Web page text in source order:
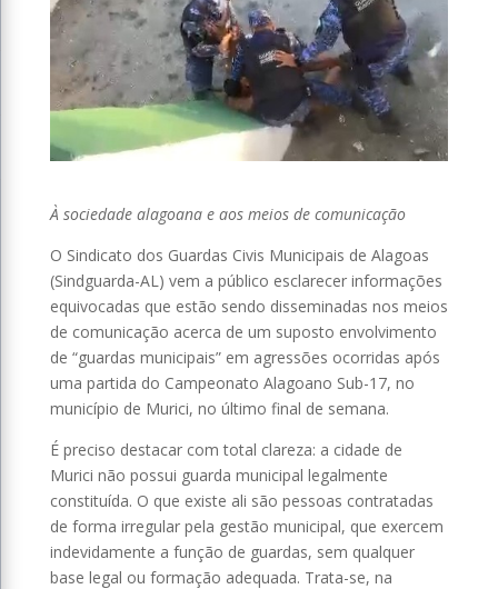
À sociedade alagoana e aos meios de comunicação
O Sindicato dos Guardas Civis Municipais de Alagoas
(Sindguarda-AL) vem a público esclarecer informações
equivocadas que estão sendo disseminadas nos meios
de comunicação acerca de um suposto envolvimento
de “guardas municipais” em agressões ocorridas após
uma partida do Campeonato Alagoano Sub-17, no
município de Murici, no último final de semana.
É preciso destacar com total clareza: a cidade de
Murici não possui guarda municipal legalmente
constituída. O que existe ali são pessoas contratadas
de forma irregular pela gestão municipal, que exercem
indevidamente a função de guardas, sem qualquer
base legal ou formação adequada. Trata-se, na